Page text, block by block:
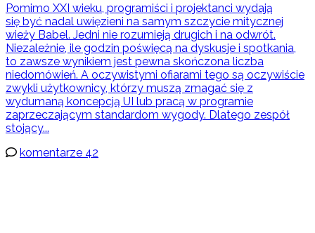
Pomimo XXI wieku, programiści i projektanci wydają
się być nadal uwięzieni na samym szczycie mitycznej
wieży Babel. Jedni nie rozumieją drugich i na odwrót.
Niezależnie, ile godzin poświęcą na dyskusje i spotkania,
to zawsze wynikiem jest pewna skończona liczba
niedomówień. A oczywistymi ofiarami tego są oczywiście
zwykli użytkownicy, którzy muszą zmagać się z
wydumaną koncepcją UI lub pracą w programie
zaprzeczającym standardom wygody. Dlatego zespół
stojący...
komentarze 42